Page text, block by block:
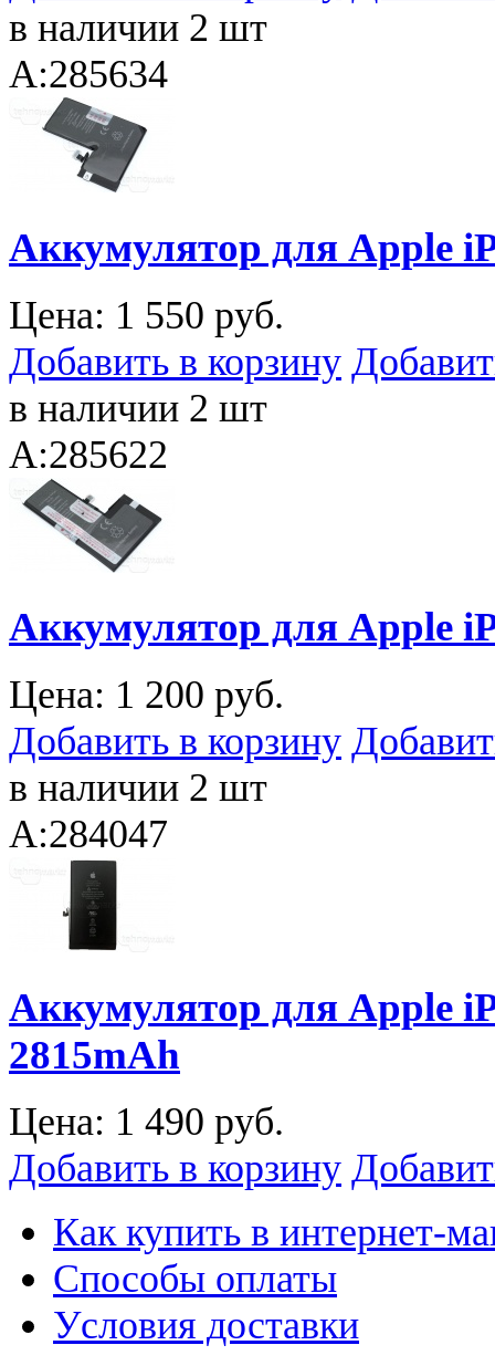
в наличии 2 шт
A:285634
Аккумулятор для Apple
Цена: 1 550 руб.
Добавить в корзину
в наличии 2 шт
A:285622
Аккумулятор для Apple
Цена: 1 200 руб.
Добавить в корзину
в наличии 2 шт
A:284047
Аккумулятор для Apple
2815mAh
Цена: 1 490 руб.
Добавить в корзину
Как купить в интернет-
Способы оплаты
Уcловия доставки